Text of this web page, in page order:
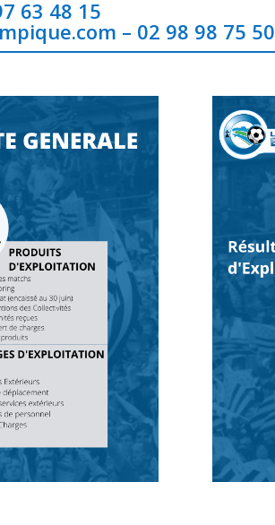
63 48 15
– 02 98 98 75 50